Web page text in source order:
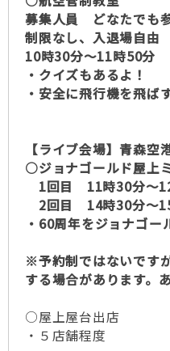
募集人員 どなたでも
制限なし、入退場自由
10時30分～11時50分
・クイズもあるよ！
・安全に飛行機を飛ば
【ライブ会場】青森空
○ジョナゴールド屋上
1回目 11時30分～
2回目 14時30分～
・60周年をジョナゴー
※予約制ではないです
する場合があります。
○屋上屋台出店
・５店舗程度